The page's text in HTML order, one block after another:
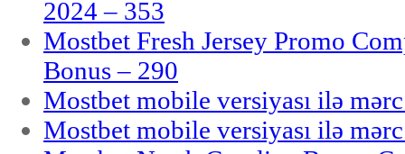
2024 – 353
Mostbet Fresh Jersey Promo
Bonus – 290
Mostbet mobile versiyası ilə
Mostbet mobile versiyası ilə